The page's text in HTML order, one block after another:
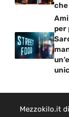
per
Mezzokilo.it